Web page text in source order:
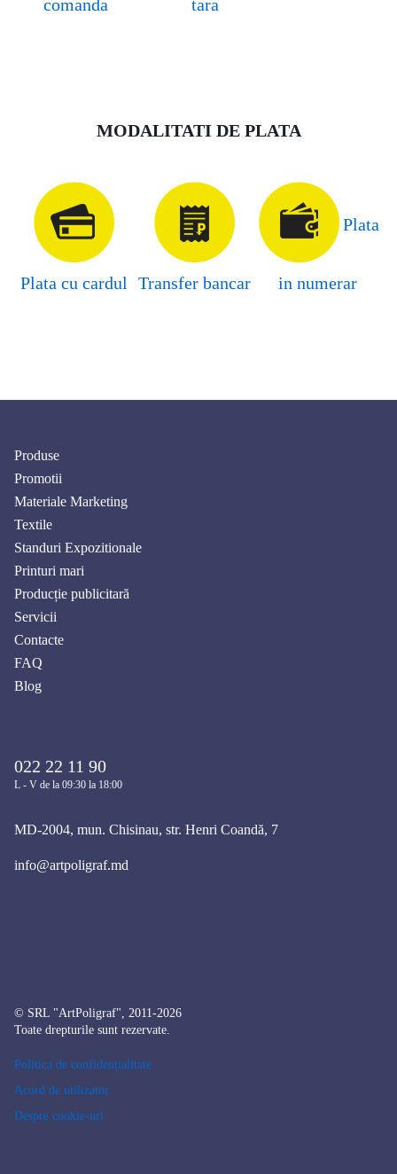
comanda tara
MODALITATI DE PLATA
Plata cu cardul Transfer bancar
Plata
in numerar
Produse
Promotii
Materiale Marketing
Textile
Standuri Expozitionale
Printuri mari
Producție publicitară
Servicii
Contacte
FAQ
Blog
022 22 11 90
L - V de la 09:30 la 18:00
MD-2004, mun. Chisinau, str. Henri Coandă, 7
info@artpoligraf.md
© SRL "ArtPoligraf", 2011-2026
Toate drepturile sunt rezervate.
Politica de confidențialitate
Acord de utilizator
Despre cookie-uri